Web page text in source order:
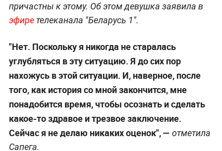
причастны к этому. Об этом девушка заявила в
эфиретелеканала "Беларусь 1".
"Нет. Поскольку я никогда не старалась
углубляться в эту ситуацию. Я до сих пор
нахожусь в этой ситуации. И, наверное, после
того, как история со мной закончится, мне
понадобится время, чтобы осознать и сделать
какое-то здравое и трезвое заключение.
Сейчас я не делаю никаких оценок", — отметила
Сапега.